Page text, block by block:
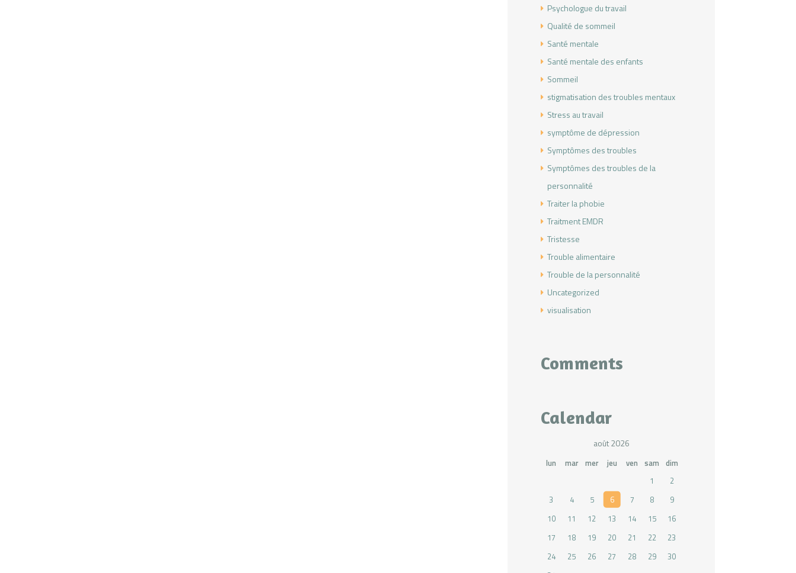
Psychologue du travail
Qualité de sommeil
Santé mentale
Santé mentale des enfants
Sommeil
stigmatisation des troubles mentaux
Stress au travail
symptôme de dépression
Symptômes des troubles
Symptômes des troubles de la
personnalité
Traiter la phobie
Traitment EMDR
Tristesse
Trouble alimentaire
Trouble de la personnalité
Uncategorized
visualisation
Comments
Calendar
août 2026
lun mar mer jeu ven sam dim
1
2
3
4 5 6 7 8
9
10
11 12 13 14 15
16
17
18 19 20 21 22
23
24
25 26 27 28 29
30